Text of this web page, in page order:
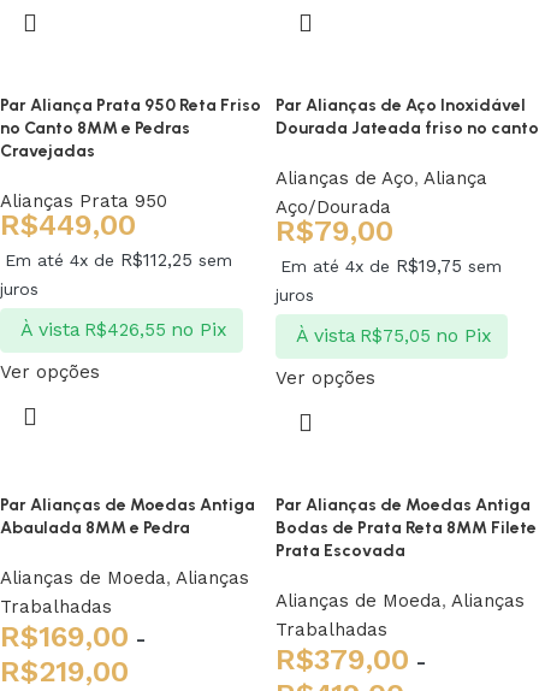
Par Aliança Prata 950 Reta Friso
no Canto 8MM e Pedras
Cravejadas
Alianças Prata 950
R$449,00
Em até 4x de R$112,25 sem
juros
À vista R$426,55 no Pix
Ver opções
Par Alianças de Aço Inoxidável
Dourada Jateada friso no canto
Alianças de Aço, Aliança
Aço/Dourada
R$79,00
Em até 4x de R$19,75 sem
juros
À vista R$75,05 no Pix
Ver opções
Par Alianças de Moedas Antiga
Abaulada 8MM e Pedra
Alianças de Moeda, Alianças
Trabalhadas
R$169,00 -
R$219,00
Par Alianças de Moedas Antiga
Bodas de Prata Reta 8MM Filete
Prata Escovada
Alianças de Moeda, Alianças
Trabalhadas
R$379,00 -